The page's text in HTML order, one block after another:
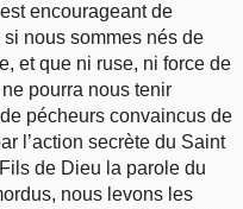
encourageant de
nous sommes nés de
et que ni ruse, ni force de
pourra nous tenir
pécheurs convaincus de
l’action secrète du Saint
de Dieu la parole du
nous levons les